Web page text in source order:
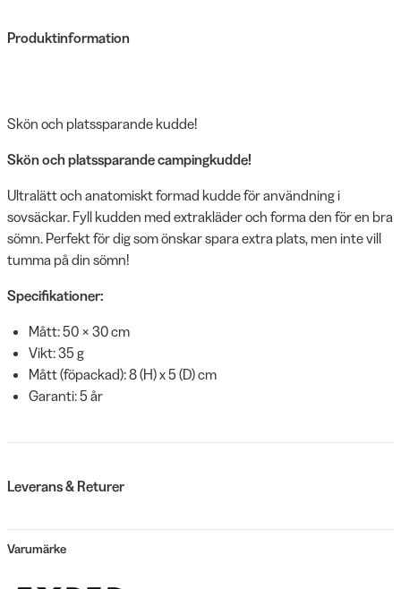
Produktinformation
Skön och platssparande kudde!
Skön och platssparande campingkudde!
Ultralätt och anatomiskt formad kudde för användning i
sovsäckar. Fyll kudden med extrakläder och forma den för en bra
sömn. Perfekt för dig som önskar spara extra plats, men inte vill
tumma på din sömn!
Specifikationer:
Mått: 50 × 30 cm
Vikt: 35 g
Mått (föpackad): 8 (H) x 5 (D) cm
Garanti: 5 år
Leverans & Returer
Varumärke